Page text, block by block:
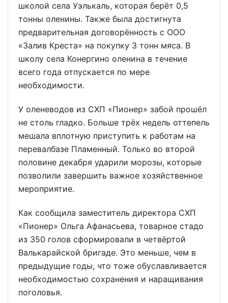
школой села Уэлькаль, которая берёт 0,5
тонны оленины. Также была достигнута
предварительная договорённость с ООО
«Залив Креста» на покупку 3 тонн мяса. В
школу села Конергино оленина в течение
всего года отпускается по мере
необходимости.
У оленеводов из СХП «Пионер» забой прошёл
не столь гладко. Больше трёх недель оттепель
мешала вплотную приступить к работам на
перевалбазе Пламенный. Только во второй
половине декабря ударили морозы, которые
позволили завершить важное хозяйственное
мероприятие.
Как сообщила заместитель директора СХП
«Пионер» Ольга Афанасьева, товарное стадо
из 350 голов сформировали в четвёртой
Валькарайской бригаде. Это меньше, чем в
предыдущие годы, что тоже обуславливается
необходимостью сохранения и наращивания
поголовья.